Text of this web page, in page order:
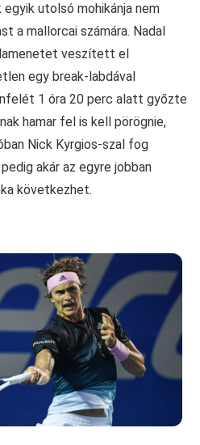
utolsó mohikánja nem
a mallorcai számára. Nadal
veszített el
egy break-labdával
1 óra 20 perc alatt győzte
hamar fel is kell pörögnie,
Nick Kyrgios-szal fog
akár az egyre jobban
következhet.